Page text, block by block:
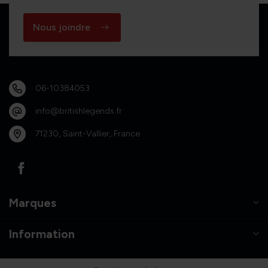
Nous joindre
06-10384053
info@britishlegends.fr
71230, Saint-Vallier, France
Marques
Information